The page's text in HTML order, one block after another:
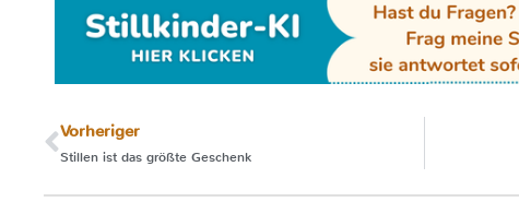
Vorheriger
Stillen ist das größte Geschenk